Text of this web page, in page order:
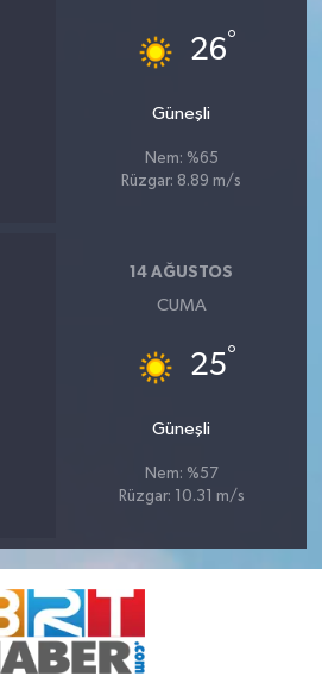
26°
Güneşli
Nem: %65
Rüzgar: 8.89 m/s
14 AĞUSTOS
CUMA
25°
Güneşli
Nem: %57
Rüzgar: 10.31 m/s